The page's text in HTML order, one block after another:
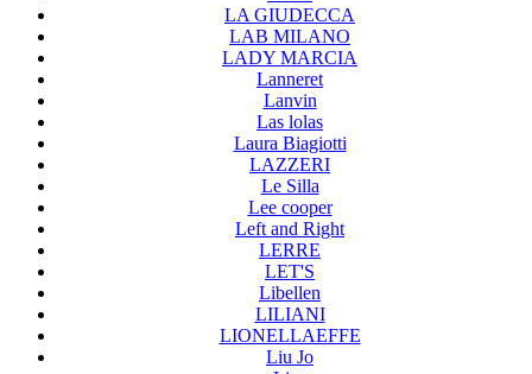
LA GIUDECCA
LAB MILANO
LADY MARCIA
Lanneret
Lanvin
Las lolas
Laura Biagiotti
LAZZERI
Le Silla
Lee cooper
Left and Right
LERRE
LET'S
Libellen
LILIANI
LIONELLAEFFE
Liu Jo